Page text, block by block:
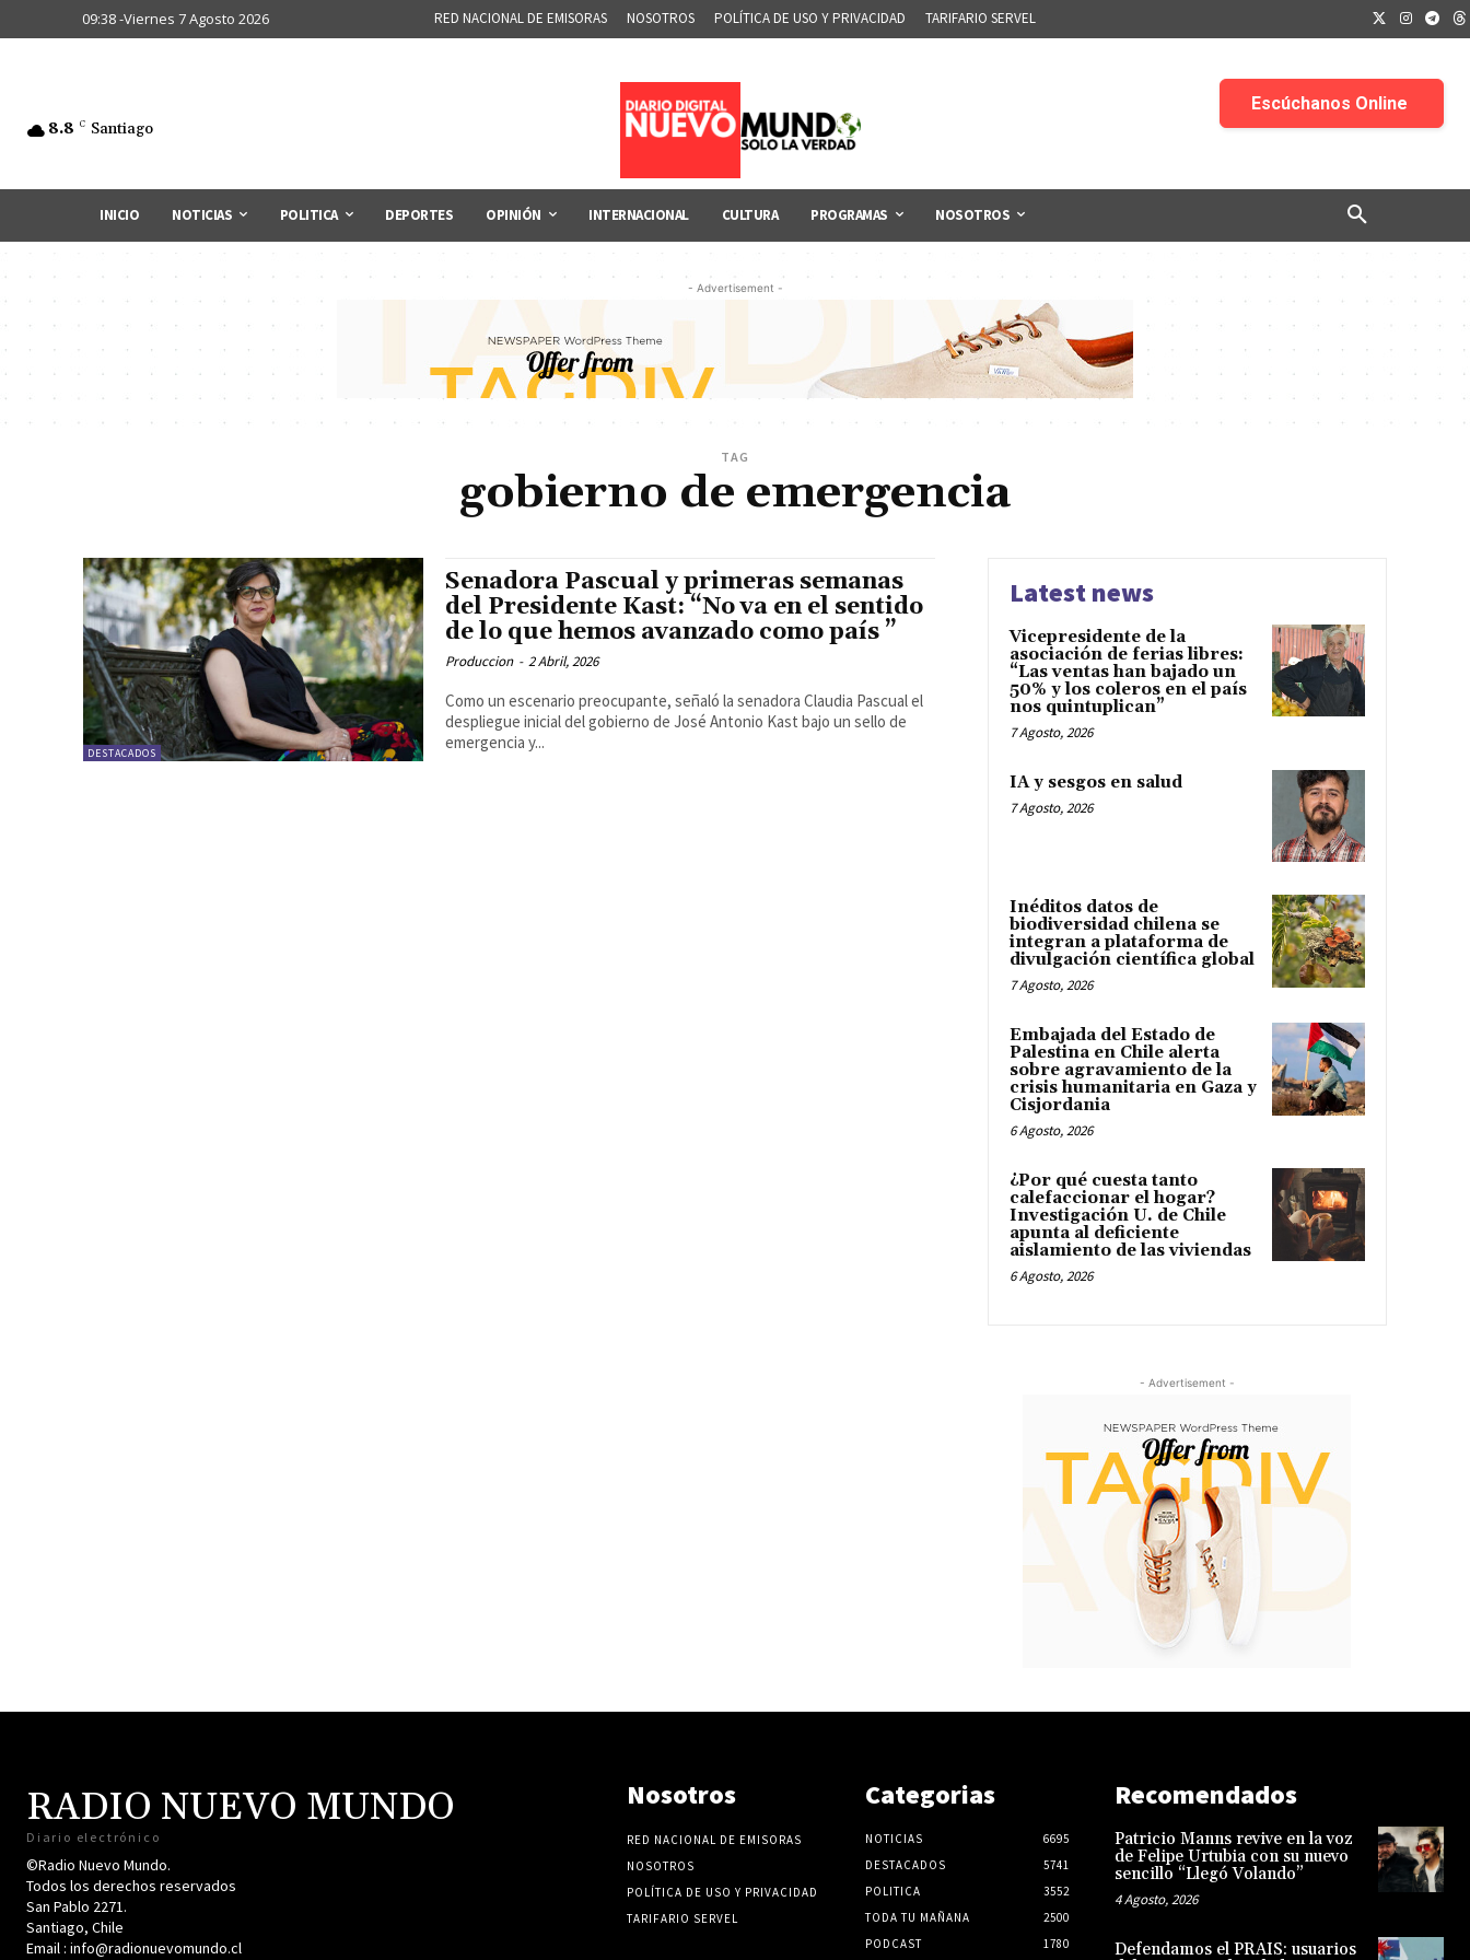
09:38 -Viernes 7 Agosto 2026 RED NACIONAL DE EMISORAS NOSOTROS POLÍTICA DE USO Y PRIVACIDAD TARIFARIO SERVEL
8.8 C Santiago
INICIO NOTICIAS POLITICA DEPORTES OPINIÓN INTERNACIONAL CULTURA PROGRAMAS NOSOTROS
- Advertisement -
TAG
gobierno de emergencia
DESTACADOS
Senadora Pascual y primeras semanas
del Presidente Kast: “No va en el sentido
de lo que hemos avanzado como país ”
Produccion - 2 Abril, 2026
Como un escenario preocupante, señaló la senadora Claudia Pascual el
despliegue inicial del gobierno de José Antonio Kast bajo un sello de
emergencia y...
Latest news
Vicepresidente de la
asociación de ferias libres:
“Las ventas han bajado un
50% y los coleros en el país
nos quintuplican”
7 Agosto, 2026
IA y sesgos en salud
7 Agosto, 2026
Inéditos datos de
biodiversidad chilena se
integran a plataforma de
divulgación científica global
7 Agosto, 2026
Embajada del Estado de
Palestina en Chile alerta
sobre agravamiento de la
crisis humanitaria en Gaza y
Cisjordania
6 Agosto, 2026
¿Por qué cuesta tanto
calefaccionar el hogar?
Investigación U. de Chile
apunta al deficiente
aislamiento de las viviendas
6 Agosto, 2026
- Advertisement -
RADIO NUEVO MUNDO
Diario electrónico
©Radio Nuevo Mundo.
Todos los derechos reservados
San Pablo 2271.
Santiago, Chile
Email : info@radionuevomundo.cl
Nosotros
RED NACIONAL DE EMISORAS
NOSOTROS
POLÍTICA DE USO Y PRIVACIDAD
TARIFARIO SERVEL
Categorias
NOTICIAS
6695
DESTACADOS
5741
POLITICA
3552
TODA TU MAÑANA
2500
PODCAST
1780
Recomendados
Patricio Manns revive en la voz
de Felipe Urtubia con su nuevo
sencillo “Llegó Volando”
4 Agosto, 2026
Defendamos el PRAIS: usuarios